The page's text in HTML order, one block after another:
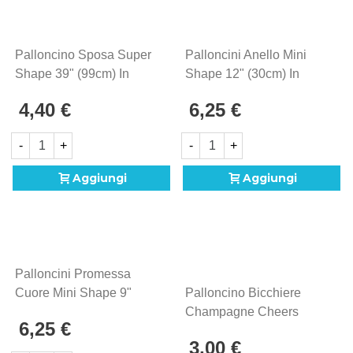
Palloncino Sposa Super
Shape 39" (99cm) In
4,40 €
- +
Aggiungi
Palloncini Anello Mini
Shape 12" (30cm) In
6,25 €
- +
Aggiungi
Palloncini Promessa
Cuore Mini Shape 9"
6,25 €
Palloncino Bicchiere
Champagne Cheers
In Mylar, 1pz.
3,00 €